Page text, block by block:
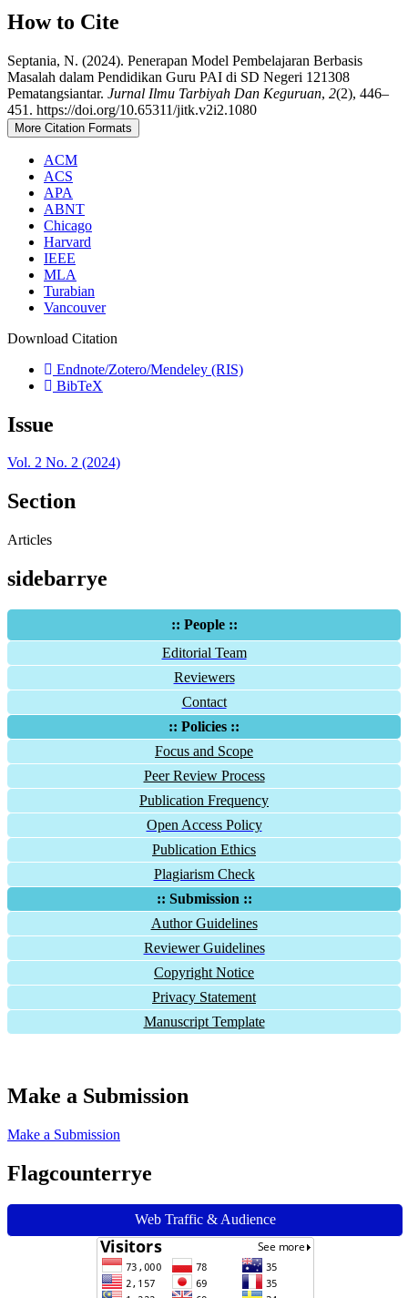
How to Cite
Septania, N. (2024). Penerapan Model Pembelajaran Berbasis
Masalah dalam Pendidikan Guru PAI di SD Negeri 121308
Pematangsiantar. Jurnal Ilmu Tarbiyah Dan Keguruan, 2(2), 446–
451. https://doi.org/10.65311/jitk.v2i2.1080
More Citation Formats
ACM
ACS
APA
ABNT
Chicago
Harvard
IEEE
MLA
Turabian
Vancouver
Download Citation
Endnote/Zotero/Mendeley (RIS)
BibTeX
Issue
Vol. 2 No. 2 (2024)
Section
Articles
sidebarrye
:: People ::
Editorial Team
Reviewers
Contact
:: Policies ::
Focus and Scope
Peer Review Process
Publication Frequency
Open Access Policy
Publication Ethics
Plagiarism Check
:: Submission ::
Author Guidelines
Reviewer Guidelines
Copyright Notice
Privacy Statement
Manuscript Template
Make a Submission
Make a Submission
Flagcounterrye
Web Traffic & Audience